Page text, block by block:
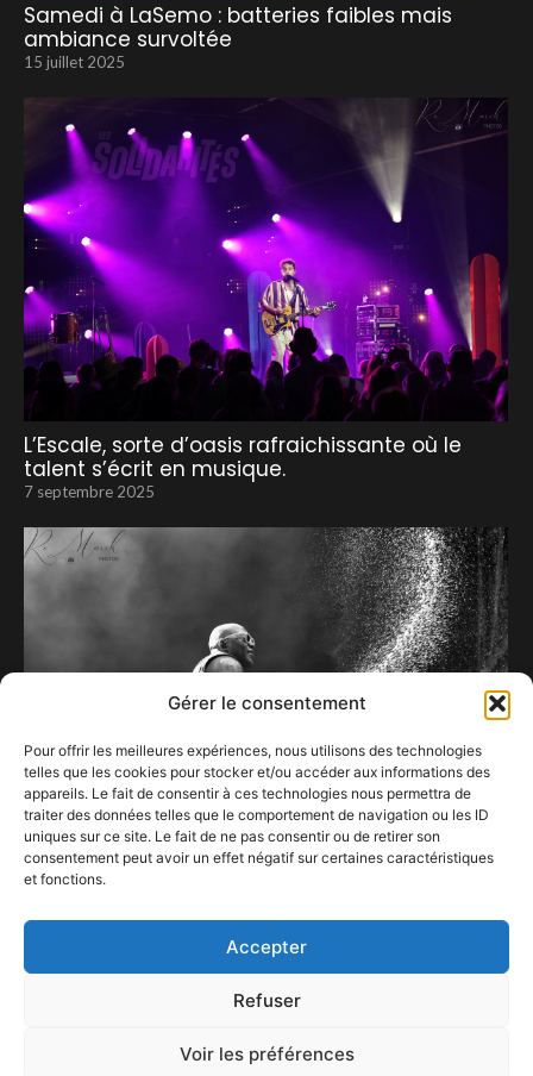
Gérer le consentement
Pour offrir les meilleures expériences, nous utilisons des technologies
telles que les cookies pour stocker et/ou accéder aux informations des
appareils. Le fait de consentir à ces technologies nous permettra de
traiter des données telles que le comportement de navigation ou les ID
uniques sur ce site. Le fait de ne pas consentir ou de retirer son
consentement peut avoir un effet négatif sur certaines caractéristiques
et fonctions.
Accepter
Refuser
Voir les préférences
Samedi à LaSemo : batteries faibles mais
ambiance survoltée
15 juillet 2025
L’Escale, sorte d’oasis rafraichissante où le
talent s’écrit en musique.
7 septembre 2025
Flo Rida fait péter le champagne à Forest
30 mai 2026